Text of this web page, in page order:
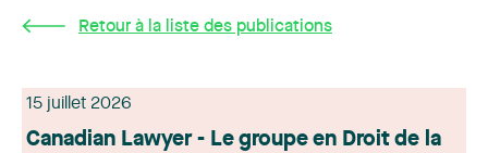
Retour à la liste des publications
15 juillet 2026
Canadian Lawyer - Le groupe en Droit de la